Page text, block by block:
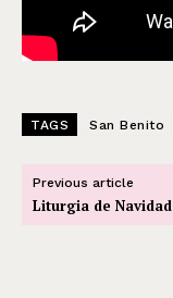
TAGS San Benito
Previous article
Liturgia de Navidad